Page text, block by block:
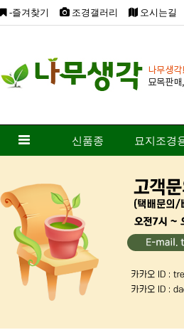
-즐겨찾기 조경갤러리 오시는길
신품종 묘지조경